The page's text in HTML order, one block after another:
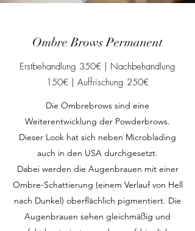
Ombre Brows Permanent
Erstbehandlung 350€ | Nachbehandlung
150€ | Auffrischung 250€
Die Ombrebrows sind eine
Weiterentwicklung der Powderbrows.
Dieser Look hat sich neben Microblading
auch in den USA durchgesetzt.
Dabei werden die Augenbrauen mit einer
Ombre-Schattierung (einem Verlauf von Hell
nach Dunkel) oberflächlich pigmentiert. Die
Augenbrauen sehen gleichmäßig und